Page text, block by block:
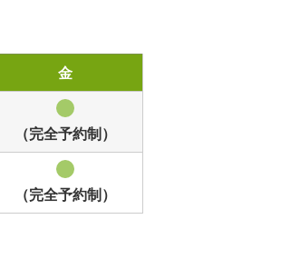
金
（完全予約制）
（完全予約制）